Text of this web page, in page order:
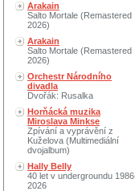
Arakain
Salto Mortale (Remastered
2026)
Arakain
Salto Mortale (Remastered
2026)
Orchestr Národního
divadla
Dvořák: Rusalka
Horňácká muzika
Miroslava Minkse
Zpívání a vyprávění z
Kuželova (Multimediální
dvojalbum)
Hally Belly
40 let v undergroundu
2026